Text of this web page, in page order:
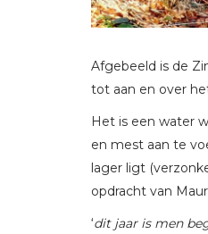
Afgebeeld is de
tot aan en over
Het is een water
en mest aan te
lager ligt
opdracht van
‘dit jaar is men